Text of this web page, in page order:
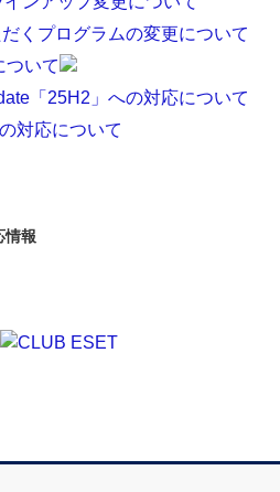
くプログラムの変更について
ついて
「25H2」への対応について
対応について
情報